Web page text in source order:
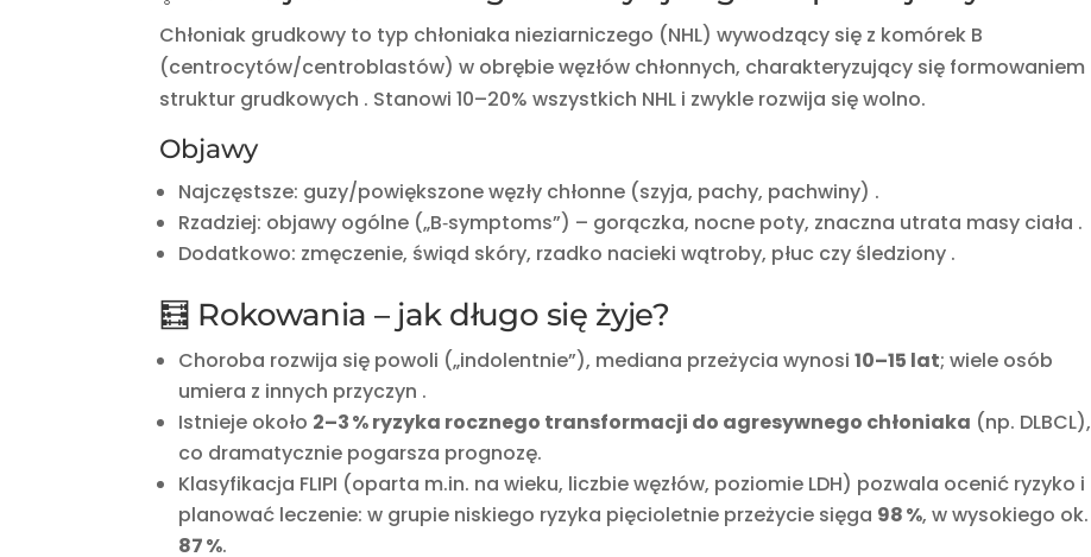
Chłoniak grudkowy to typ chłoniaka nieziarniczego (NHL) wywodzący się z komórek B
(centrocytów/centroblastów) w obrębie węzłów chłonnych, charakteryzujący się formowaniem
struktur grudkowych . Stanowi 10–20% wszystkich NHL i zwykle rozwija się wolno.
Objawy
Najczęstsze: guzy/powiększone węzły chłonne (szyja, pachy, pachwiny) .
Rzadziej: objawy ogólne („B‑symptoms”) – gorączka, nocne poty, znaczna utrata masy ciała .
Dodatkowo: zmęczenie, świąd skóry, rzadko nacieki wątroby, płuc czy śledziony .
🧮 Rokowania – jak długo się żyje?
Choroba rozwija się powoli („indolentnie”), mediana przeżycia wynosi10–15 lat; wiele osób
umiera z innych przyczyn .
Istnieje około 2–3 % ryzyka rocznego transformacji do agresywnego chłoniaka (np. DLBCL),
co dramatycznie pogarsza prognozę.
Klasyfikacja FLIPI (oparta m.in. na wieku, liczbie węzłów, poziomie LDH) pozwala ocenić ryzyko i
planować leczenie: w grupie niskiego ryzyka pięcioletnie przeżycie sięga 98 %, w wysokiego ok.
87 %.